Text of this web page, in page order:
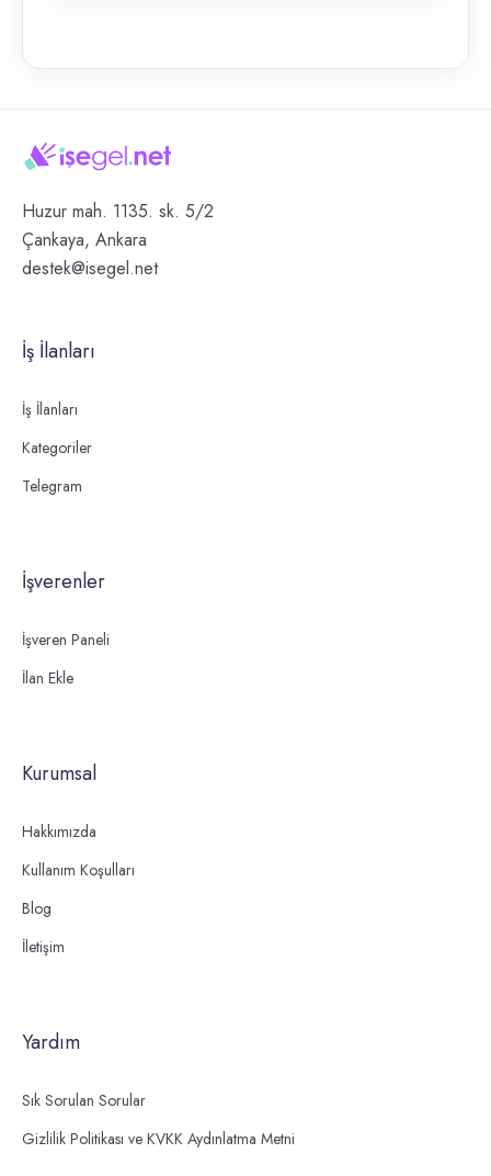
Huzur mah. 1135. sk. 5/2
Çankaya, Ankara
destek@isegel.net
İş İlanları
İş İlanları
Kategoriler
Telegram
İşverenler
İşveren Paneli
İlan Ekle
Kurumsal
Hakkımızda
Kullanım Koşulları
Blog
İletişim
Yardım
Sık Sorulan Sorular
Gizlilik Politikası ve KVKK Aydınlatma Metni